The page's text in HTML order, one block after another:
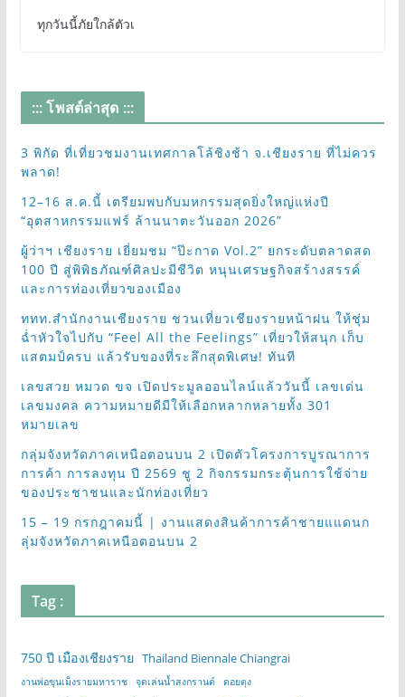
ทุกวันนี้ภัยใกล้ตัวเ
::: โพสต์ล่าสุด :::
3 พิกัด ที่เที่ยวชมงานเทศกาลโล้ชิงช้า จ.เชียงราย ที่ไม่ควร
พลาด!
12–16 ส.ค.นี้ เตรียมพบกับมหกรรมสุดยิ่งใหญ่แห่งปี
“อุตสาหกรรมแฟร์ ล้านนาตะวันออก 2026”
ผู้ว่าฯ เชียงราย เยี่ยมชม “ป๊ะกาด Vol.2” ยกระดับตลาดสด
100 ปี สู่พิพิธภัณฑ์ศิลปะมีชีวิต หนุนเศรษฐกิจสร้างสรรค์
และการท่องเที่ยวของเมือง
ททท.สำนักงานเชียงราย ชวนเที่ยวเชียงรายหน้าฝน ให้ชุ่ม
ฉ่ำหัวใจไปกับ “Feel All the Feelings” เที่ยวให้สนุก เก็บ
แสตมป์ครบ แล้วรับของที่ระลึกสุดพิเศษ! ทันที
เลขสวย หมวด ขจ เปิดประมูลออนไลน์แล้ววันนี้ เลขเด่น
เลขมงคล ความหมายดีมีให้เลือกหลากหลายทั้ง 301
หมายเลข
กลุ่มจังหวัดภาคเหนือตอนบน 2 เปิดตัวโครงการบูรณาการ
การค้า การลงทุน ปี 2569 ชู 2 กิจกรรมกระตุ้นการใช้จ่าย
ของประชาชนและนักท่องเที่ยว
15 – 19 กรกฎาคมนี้ | งานแสดงสินค้าการค้าชายแแดนก
ลุ่มจังหวัดภาคเหนือตอนบน 2
Tag :
750 ปี เมืองเชียงราย Thailand Biennale Chiangrai
งานพ่อขุนเม็งรายมหาราช จุดเล่นน้ำสงกรานต์ ดอยตุง